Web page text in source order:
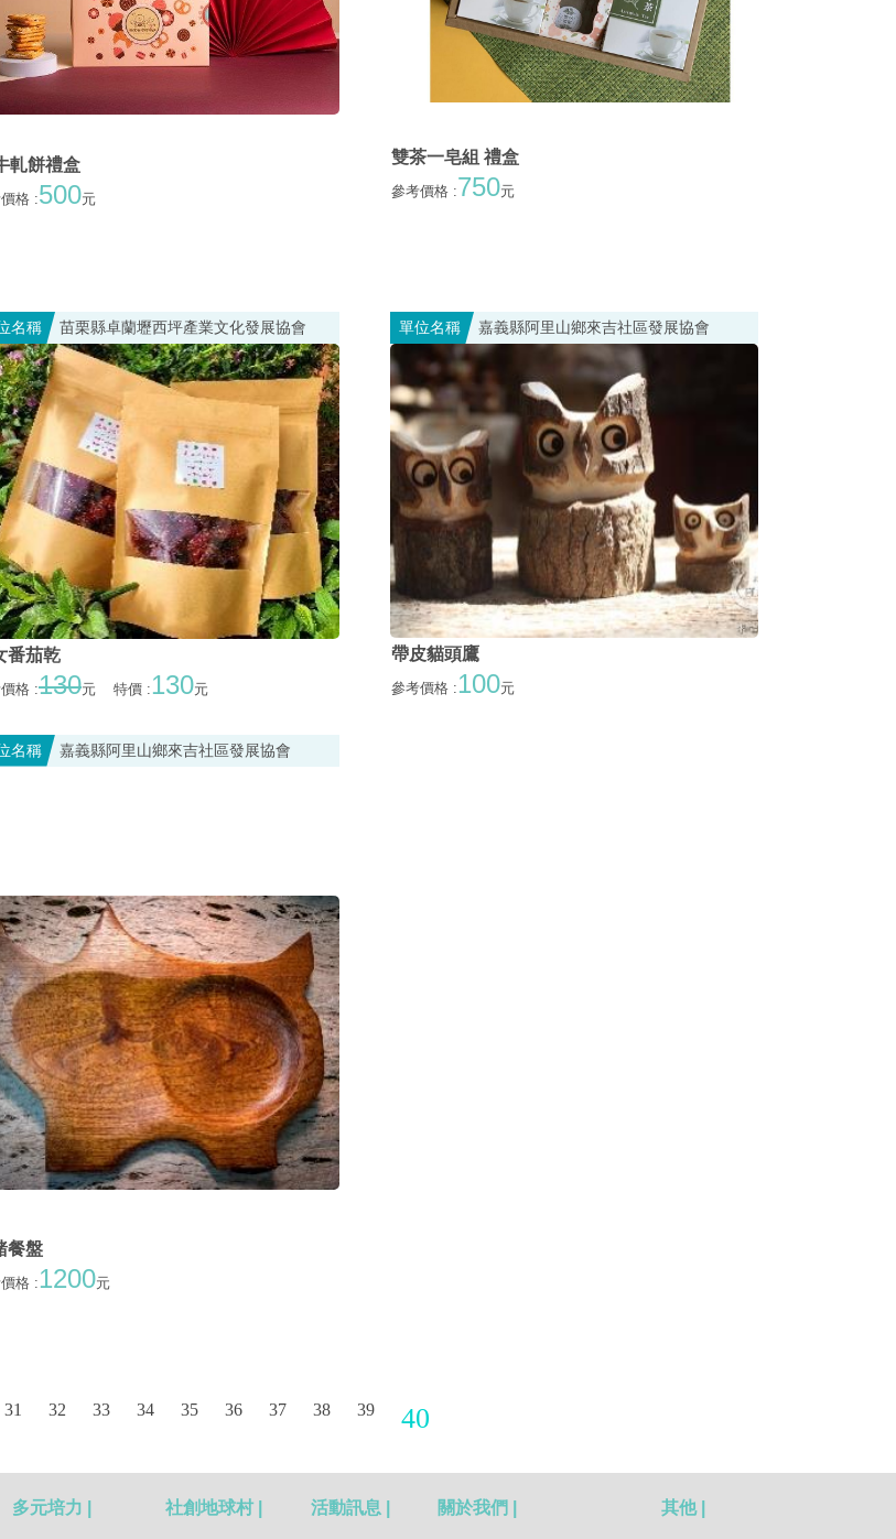
軋餅禮盒
格 :500元
雙茶一皂組 禮盒
參考價格 :750元
名稱 苗栗縣卓蘭壢西坪產業文化發展協會
番茄乾
格 :130元 特價 : 130元
單位名稱 嘉義縣阿里山鄉來吉社區發展協會
帶皮貓頭鷹
參考價格 : 100元
名稱 嘉義縣阿里山鄉來吉社區發展協會
餐盤
格 : 1200元
31 32 33 34 35 36 37 38 39 40
多元培力 | 社創地球村 | 活動訊息 | 關於我們 | 其他 |